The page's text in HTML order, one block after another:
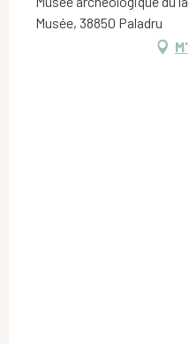
Musée, 38850 Paladru